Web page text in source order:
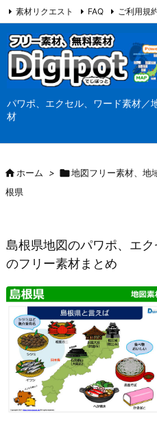
パワポ、エクセル、ワード素材／
材
素材リクエスト FAQ ご利用規
当サイト（Digipot.net）について
ホーム > 地図フリー素材、地
根県
島根県地図のパワポ、エ
のフリー素材まとめ